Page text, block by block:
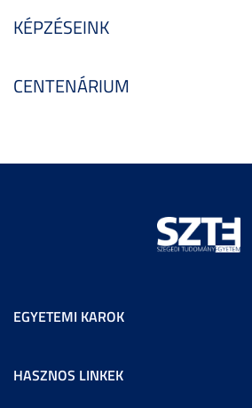
KÉPZÉSEINK
CENTENÁRIUM
EGYETEMI KAROK
HASZNOS LINKEK